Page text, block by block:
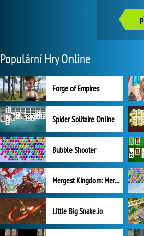
Populární Hry Online
Forge of Empires
Spider Solitaire Online
Bubble Shooter
Mergest Kingdom: Merge Puzzle
Little Big Snake.io